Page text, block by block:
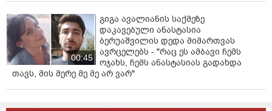
00:45
გიგა ავალიანის საქმეზე
დაკავებული ანასტასია
ბერუაშვილის დედა მიმართვას
ავრცელებს - "რაც ეს ამბავი ჩემს
ოჯახს, ჩემს ანასტასიას გადახდა
თავს, მის მერე მე მე არ ვარ"